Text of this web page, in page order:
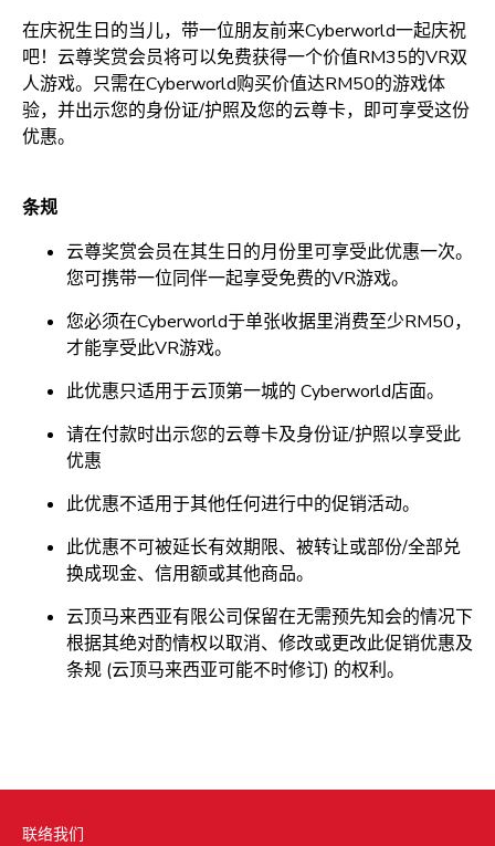
在庆祝生日的当儿，带一位朋友前来Cyberworld一起庆祝
吧！云尊奖赏会员将可以免费获得一个价值RM35的VR双
人游戏。只需在Cyberworld购买价值达RM50的游戏体
验，并出示您的身份证/护照及您的云尊卡，即可享受这份
优惠。
条规
云尊奖赏会员在其生日的月份里可享受此优惠一次。
您可携带一位同伴一起享受免费的VR游戏。
您必须在Cyberworld于单张收据里消费至少RM50，
才能享受此VR游戏。
此优惠只适用于云顶第一城的 Cyberworld店面。
请在付款时出示您的云尊卡及身份证/护照以享受此
优惠
此优惠不适用于其他任何进行中的促销活动。
此优惠不可被延长有效期限、被转让或部份/全部兑
换成现金、信用额或其他商品。
云顶马来西亚有限公司保留在无需预先知会的情况下
根据其绝对酌情权以取消、修改或更改此促销优惠及
条规 (云顶马来西亚可能不时修订) 的权利。
联络我们